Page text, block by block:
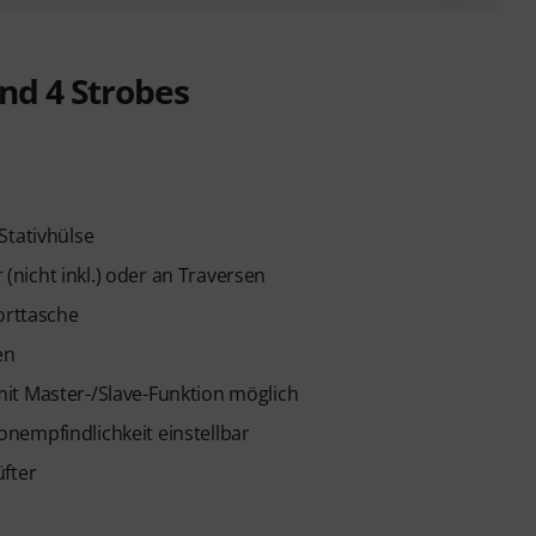
4 Strobes
inkl.) oder an Traversen
Master-/Slave-Funktion möglich
einstellbar